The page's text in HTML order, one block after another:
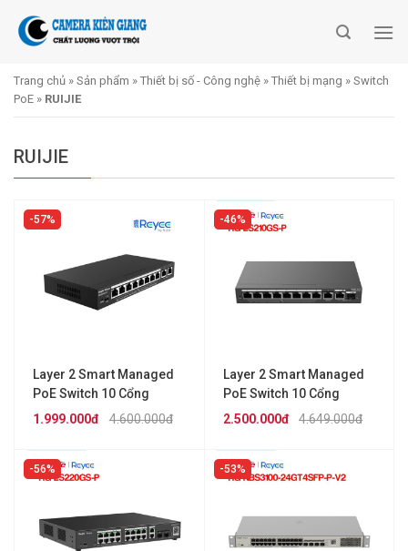
Trang chủ » Sản phẩm » Thiết bị số - Công nghệ » Thiết bị mạng » Switch
PoE » RUIJIE
RUIJIE
57%
Layer 2 Smart Managed
PoE Switch 10 Cổng
10/100/1000BASE-T
4.600.000đ
1.999.000đ
46%
Layer 2 Smart Managed
PoE Switch 10 Cổng
RUIJIE REEYE RG-4.649.000đ
2.500.000đ
56% 53%